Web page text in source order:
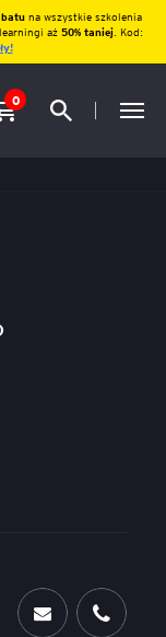
na wszystkie szkolenia
aż 50% taniej. Kod:
0